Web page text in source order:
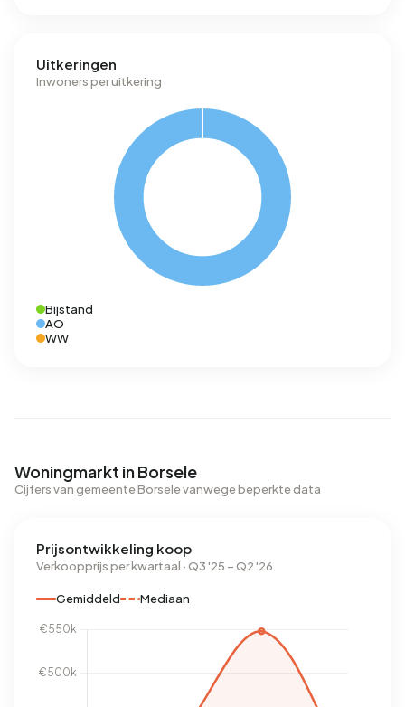
Uitkeringen
Inwoners per uitkering
Bijstand
AO
WW
Woningmarkt in Borsele
Cijfers van gemeente Borsele vanwege beperkte data
Prijsontwikkeling koop
Verkoopprijs per kwartaal · Q3 '25 – Q2 '26
Gemiddeld Mediaan